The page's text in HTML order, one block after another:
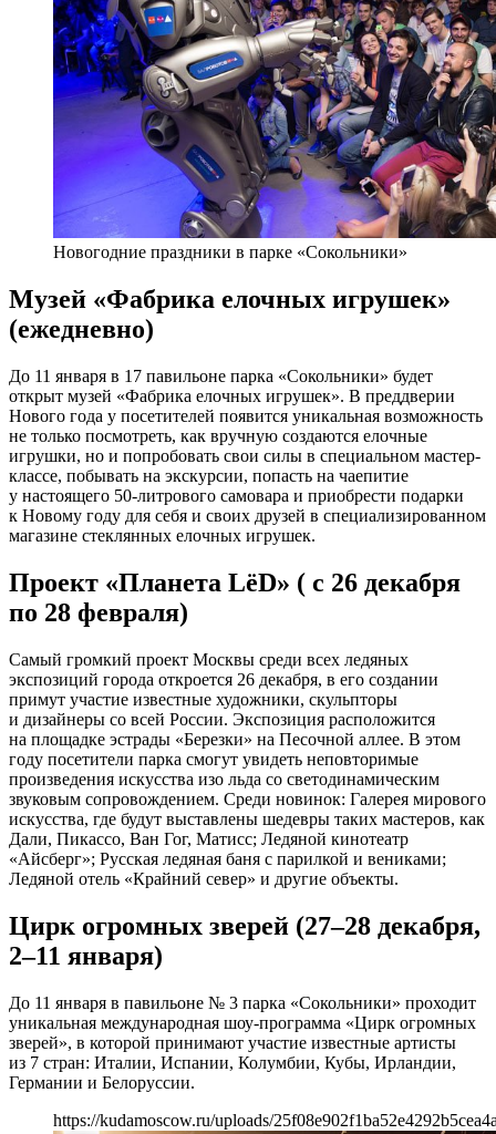
Новогодние праздники в парке «Сокольники»
Музей «Фабрика елочных игрушек»
(ежедневно)
До 11 января в 17 павильоне парка «Сокольники» будет
открыт музей «Фабрика елочных игрушек». В преддверии
Нового года у посетителей появится уникальная возможность
не только посмотреть, как вручную создаются елочные
игрушки, но и попробовать свои силы в специальном мастер-
классе, побывать на экскурсии, попасть на чаепитие
у настоящего 50-литрового самовара и приобрести подарки
к Новому году для себя и своих друзей в специализированном
магазине стеклянных елочных игрушек.
Проект «Планета LёD» ( с 26 декабря
по 28 февраля)
Самый громкий проект Москвы среди всех ледяных
экспозиций города откроется 26 декабря, в его создании
примут участие известные художники, скульпторы
и дизайнеры со всей России. Экспозиция расположится
на площадке эстрады «Березки» на Песочной аллее. В этом
году посетители парка смогут увидеть неповторимые
произведения искусства изо льда со светодинамическим
звуковым сопровождением. Среди новинок: Галерея мирового
искусства, где будут выставлены шедевры таких мастеров, как
Дали, Пикассо, Ван Гог, Матисс; Ледяной кинотеатр
«Айсберг»; Русская ледяная баня с парилкой и вениками;
Ледяной отель «Крайний север» и другие объекты.
Цирк огромных зверей (27–28 декабря,
2–11 января)
До 11 января в павильоне № 3 парка «Сокольники» проходит
уникальная международная шоу-программа «Цирк огромных
зверей», в которой принимают участие известные артисты
из 7 стран: Италии, Испании, Колумбии, Кубы, Ирландии,
Германии и Белоруссии.
https://kudamoscow.ru/uploads/